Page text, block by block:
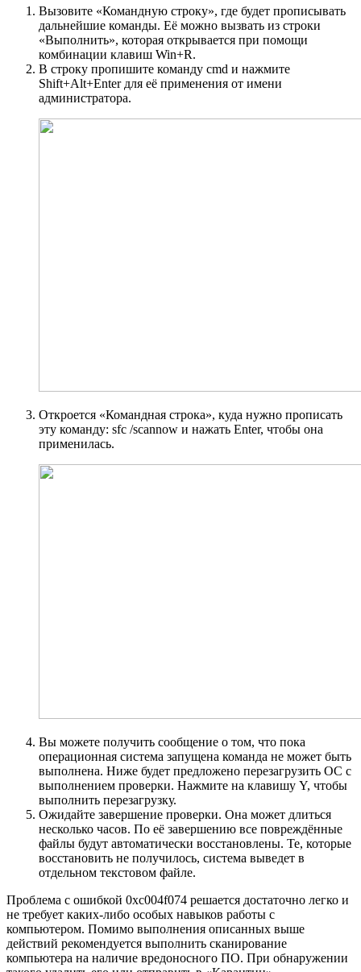
Вызовите «Командную строку», где будет прописывать
дальнейшие команды. Её можно вызвать из строки
«Выполнить», которая открывается при помощи
комбинации клавиш Win+R.
В строку пропишите команду cmd и нажмите
Shift+Alt+Enter для её применения от имени
администратора.
Откроется «Командная строка», куда нужно прописать
эту команду: sfc /scannow и нажать Enter, чтобы она
применилась.
Вы можете получить сообщение о том, что пока
операционная система запущена команда не может быть
выполнена. Ниже будет предложено перезагрузить ОС с
выполнением проверки. Нажмите на клавишу Y, чтобы
выполнить перезагрузку.
Ожидайте завершение проверки. Она может длиться
несколько часов. По её завершению все повреждённые
файлы будут автоматически восстановлены. Те, которые
восстановить не получилось, система выведет в
отдельном текстовом файле.
Проблема с ошибкой 0xc004f074 решается достаточно легко и
не требует каких-либо особых навыков работы с
компьютером. Помимо выполнения описанных выше
действий рекомендуется выполнить сканирование
компьютера на наличие вредоносного ПО. При обнаружении